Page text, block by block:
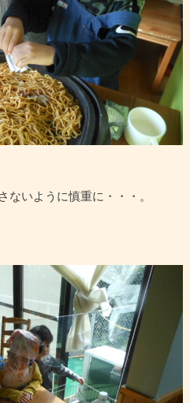
ないように慎重に・・・。